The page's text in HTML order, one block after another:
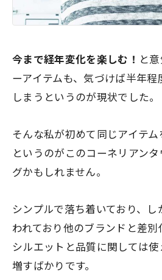
今まで経年変化を楽しむ！ と
ーアイテムも、気づけば半年
しまうというのが現状でした。
そんな私が初めて同じアイテ
というのがこのコーネリアン
グかもしれません。
シンプルで落ち着いており、
われており他のブランドと差
シルエットと品質に関しては
増すばかりです。